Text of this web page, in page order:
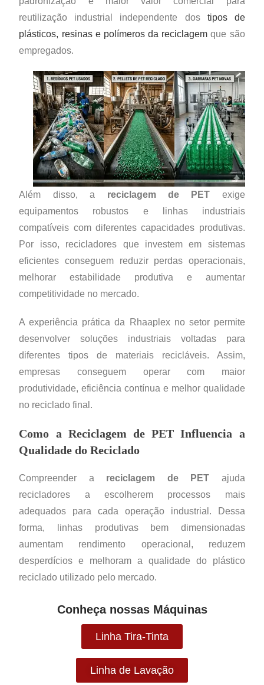
reutilização industrial independente dos tipos de
plásticos, resinas e polímeros da reciclagem que são
empregados.
Além disso, a reciclagem de PET exige
equipamentos robustos e linhas industriais
compatíveis com diferentes capacidades produtivas.
Por isso, recicladores que investem em sistemas
eficientes conseguem reduzir perdas operacionais,
melhorar estabilidade produtiva e aumentar
competitividade no mercado.
A experiência prática da Rhaaplex no setor permite
desenvolver soluções industriais voltadas para
diferentes tipos de materiais recicláveis. Assim,
empresas conseguem operar com maior
produtividade, eficiência contínua e melhor qualidade
no reciclado final.
Como a Reciclagem de PET Influencia a
Qualidade do Reciclado
Compreender a reciclagem de PET ajuda
recicladores a escolherem processos mais
adequados para cada operação industrial. Dessa
forma, linhas produtivas bem dimensionadas
aumentam rendimento operacional, reduzem
desperdícios e melhoram a qualidade do plástico
reciclado utilizado pelo mercado.
Conheça nossas Máquinas
Linha Tira-Tinta
Linha de Lavação